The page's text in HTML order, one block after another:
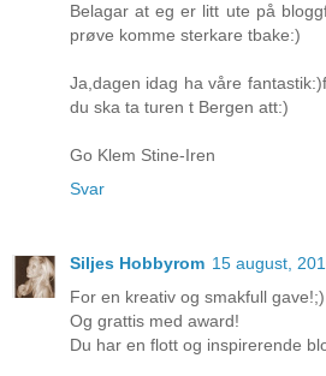
Belagar at eg er litt ute på
prøve komme sterkare tbake:)
Ja,dagen idag ha våre
du ska ta turen t Bergen att:)
Go Klem Stine-Iren
Svar
Siljes Hobbyrom 15 august,
For en kreativ og smakfull gave!;)
Og grattis med award!
Du har en flott og inspirerende